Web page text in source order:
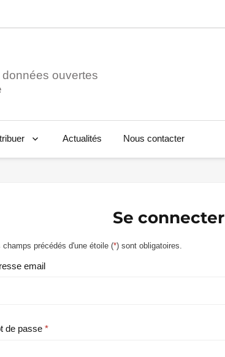
ouvertes
Actualités Nous contacter
Se connecter
champs précédés d'une étoile (*) sont obligatoires.
email
de passe